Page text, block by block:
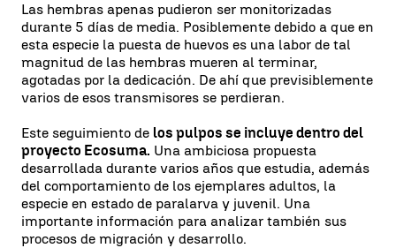
Las hembras apenas pudieron ser monitorizadas
durante 5 días de media. Posiblemente debido a que en
esta especie la puesta de huevos es una labor de tal
magnitud de las hembras mueren al terminar,
agotadas por la dedicación. De ahí que previsiblemente
varios de esos transmisores se perdieran.
Este seguimiento de los pulpos se incluye dentro del
proyecto Ecosuma. Una ambiciosa propuesta
desarrollada durante varios años que estudia, además
del comportamiento de los ejemplares adultos, la
especie en estado de paralarva y juvenil. Una
importante información para analizar también sus
procesos de migración y desarrollo.